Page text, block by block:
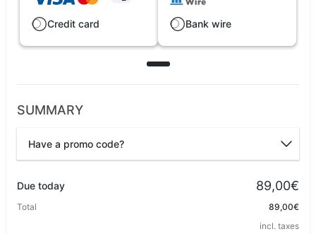
Credit card Bank wire
SUMMARY
Have a promo code?
Due today 89,00€
Total
89,00€
incl. taxes